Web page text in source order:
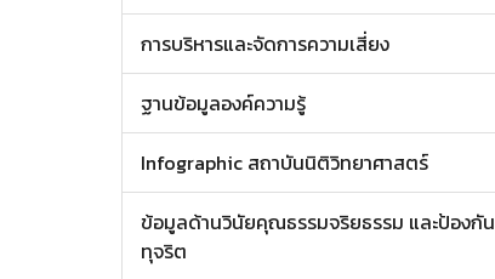
การบริหารและจัดการความเสี่ยง
ฐานข้อมูลองค์ความรู้
Infographic สถาบันนิติวิทยาศาสตร์
ข้อมูลด้านวินัยคุณธรรมจริยธรรม และป้องกัน
ทุจริต